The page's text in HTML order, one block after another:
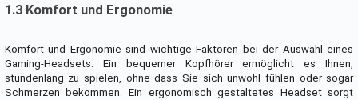
1.3 Komfort und Ergonomie
Komfort und Ergonomie sind wichtige Faktoren bei der Auswahl eines
Gaming-Headsets. Ein bequemer Kopfhörer ermöglicht es Ihnen,
stundenlang zu spielen, ohne dass Sie sich unwohl fühlen oder sogar
Schmerzen bekommen. Ein ergonomisch gestaltetes Headset sorgt